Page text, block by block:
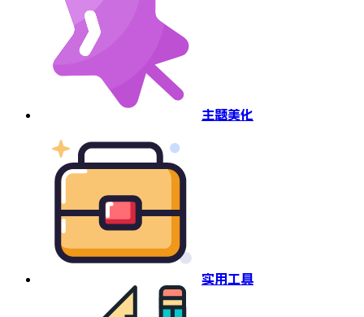
主题美化
实用工具